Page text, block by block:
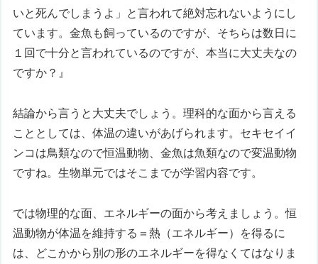
いと死んでしまうよ」と言われて絶対忘れないようにし
ています。金魚も飼っているのですが、そちらは数日に
１回で十分と言われているのですが、本当に大丈夫なの
ですか？』
結論から言うと大丈夫でしょう。理科的な面から言える
こととしては、体温の違いがあげられます。セキセイイ
ンコは鳥類なので恒温動物、金魚は魚類なので変温動物
ですね。生物単元ではそこまでが学習内容です。
では物理的な面、エネルギーの面から考えましょう。恒
温動物が体温を維持する＝熱（エネルギー）を得るに
は、どこかから別の形のエネルギーを得なくてはなりま